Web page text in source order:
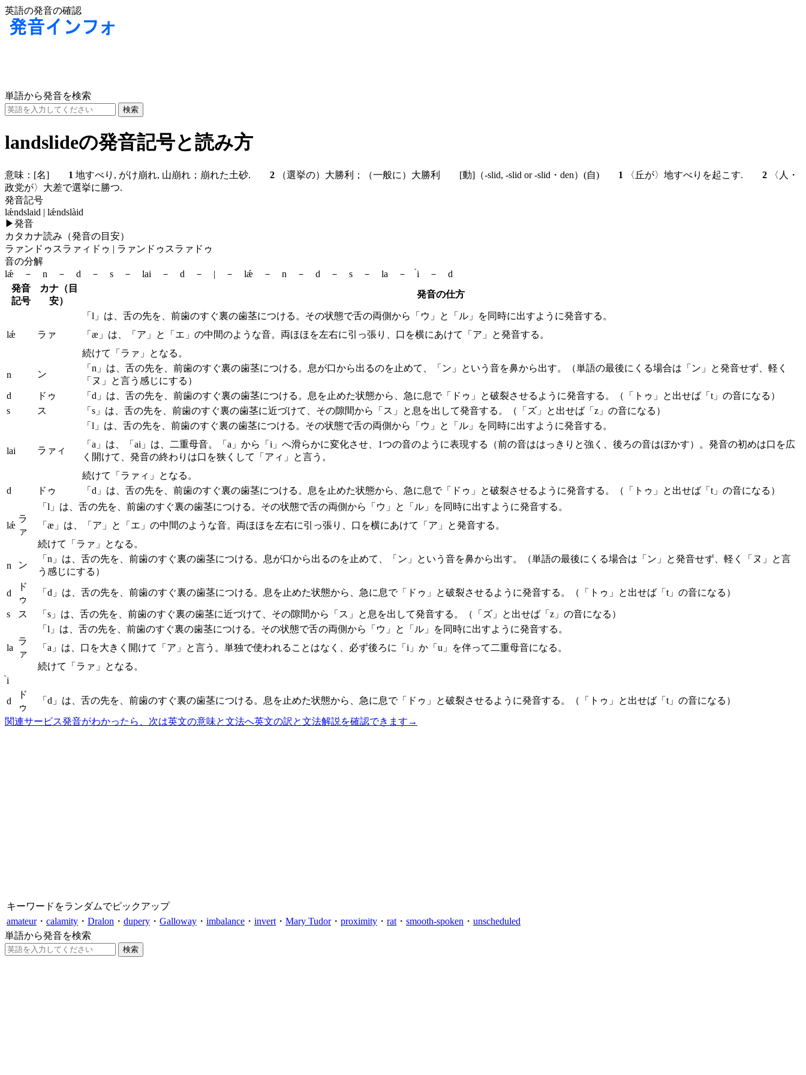
英語の発音の確認
単語から発音を検索
landslideの発音記号と読み方
意味： [名] 1 地すべり, がけ崩れ, 山崩れ；崩れた土砂. 2 （選挙の）大勝利；（一般に）大勝利 [動] （-slid, -slid or -slid・den） (自) 1 〈丘が〉地すべりを起こす. 2 〈人・
政党が〉大差で選挙に勝つ.
発音記号
lǽndslaid | lǽndslàid
▶発音
カタカナ読み（発音の目安）
ラァンドゥスラァィドゥ | ラァンドゥスラァドゥ
音の分解
lǽ － n － d － s － lai － d － | － lǽ － n － d － s － la － ̀i － d
発音
記号
カナ（目
安）
発音の仕方
lǽ ラァ
「l」は、舌の先を、前歯のすぐ裏の歯茎につける。その状態で舌の両側から「ウ」と「ル」を同時に出すように発音する。
「æ」は、「ア」と「エ」の中間のような音。両ほほを左右に引っ張り、口を横にあけて「ア」と発音する。
続けて「ラァ」となる。
n ン
「n」は、舌の先を、前歯のすぐ裏の歯茎につける。息が口から出るのを止めて、「ン」という音を鼻から出す。（単語の最後にくる場合は「ン」と発音せず、軽く
「ヌ」と言う感じにする）
d
ドゥ
「d」は、舌の先を、前歯のすぐ裏の歯茎につける。息を止めた状態から、急に息で「ドゥ」と破裂させるように発音する。（「トゥ」と出せば「t」の音になる）
s
ス 「s」は、舌の先を、前歯のすぐ裏の歯茎に近づけて、その隙間から「ス」と息を出して発音する。（「ズ」と出せば「z」の音になる）
lai ラァィ
「l」は、舌の先を、前歯のすぐ裏の歯茎につける。その状態で舌の両側から「ウ」と「ル」を同時に出すように発音する。
「a」は、「ai」は、二重母音。「a」から「i」へ滑らかに変化させ、1つの音のように表現する（前の音ははっきりと強く、後ろの音はぼかす）。発音の初めは口を広
く開けて、発音の終わりは口を狭くして「アィ」と言う。
続けて「ラァィ」となる。
d
ドゥ 「d」は、舌の先を、前歯のすぐ裏の歯茎につける。息を止めた状態から、急に息で「ドゥ」と破裂させるように発音する。（「トゥ」と出せば「t」の音になる）
lǽ
ラ
ァ
「l」は、舌の先を、前歯のすぐ裏の歯茎につける。その状態で舌の両側から「ウ」と「ル」を同時に出すように発音する。
「æ」は、「ア」と「エ」の中間のような音。両ほほを左右に引っ張り、口を横にあけて「ア」と発音する。
続けて「ラァ」となる。
n ン
「n」は、舌の先を、前歯のすぐ裏の歯茎につける。息が口から出るのを止めて、「ン」という音を鼻から出す。（単語の最後にくる場合は「ン」と発音せず、軽く「ヌ」と言
う感じにする）
d
ド
ゥ
「d」は、舌の先を、前歯のすぐ裏の歯茎につける。息を止めた状態から、急に息で「ドゥ」と破裂させるように発音する。（「トゥ」と出せば「t」の音になる）
s ス 「s」は、舌の先を、前歯のすぐ裏の歯茎に近づけて、その隙間から「ス」と息を出して発音する。（「ズ」と出せば「z」の音になる）
la
ラ
ァ
「l」は、舌の先を、前歯のすぐ裏の歯茎につける。その状態で舌の両側から「ウ」と「ル」を同時に出すように発音する。
「a」は、口を大きく開けて「ア」と言う。単独で使われることはなく、必ず後ろに「i」か「u」を伴って二重母音になる。
続けて「ラァ」となる。
̀i
d
ド
ゥ
「d」は、舌の先を、前歯のすぐ裏の歯茎につける。息を止めた状態から、急に息で「ドゥ」と破裂させるように発音する。（「トゥ」と出せば「t」の音になる）
関連サービス発音がわかったら、次は英文の意味と文法へ英文の訳と文法解説を確認できます →
キーワードをランダムでピックアップ
amateur・ calamity ・ Dralon ・ dupery ・ Galloway ・ imbalance ・ invert ・ Mary Tudor・ proximity ・ rat ・ smooth-spoken ・ unscheduled
単語から発音を検索